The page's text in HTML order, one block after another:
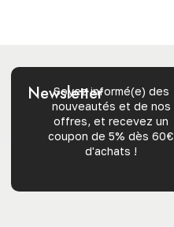
Newsletter
Soyez informé(e) des
nouveautés et de nos
offres, et recevez un
coupon de 5% dès 60€
d'achats !